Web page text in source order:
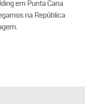
em Punta Cana
na República